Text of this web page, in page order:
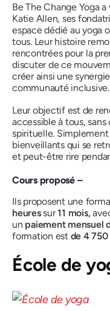
Be The Change Yoga
Katie Allen, ses
espace dédié au yoga
tous. Leur histoire
rencontrées pour la
discuter de ce
créer ainsi une
communauté inclusive.
Leur objectif est de
accessible à tous,
spirituelle. Simplement
bienveillants qui se
et peut-être rire
Cours proposé –
Ils proposent une
heures sur11 mois,
un paiement mensuel
formation est de 4 750
École de